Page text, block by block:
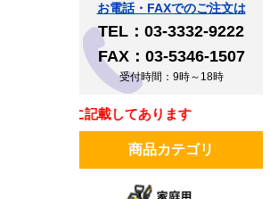
お電話・FAXでのご注文は
TEL：03-3332-9222
FAX：03-5346-1507
受付時間：9時～18時
書類に記載してあります
商品カテゴリ